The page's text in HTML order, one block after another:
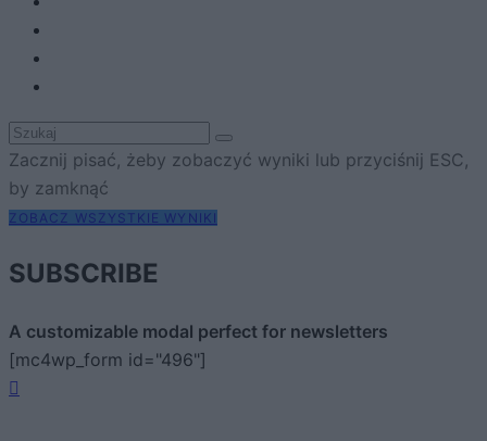
Zacznij pisać, żeby zobaczyć wyniki lub przyciśnij ESC,
by zamknąć
ZOBACZ WSZYSTKIE WYNIKI
SUBSCRIBE
A customizable modal perfect for newsletters
[mc4wp_form id="496"]